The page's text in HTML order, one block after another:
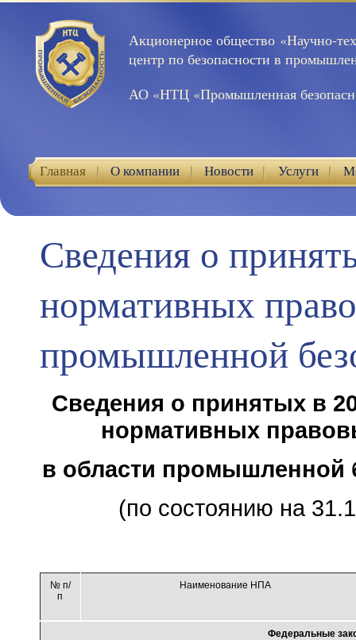
Акционерное общество «Научно-
центр по безопасности в
АО «НТЦ «Промышленная
Главная О компании Новости Услуги
Сведения о
нормативных
промышленной
Сведения о принятых в
нормативных
в области промышленной
(по состоянию на
№ п/
п
Наименование НПА
Федеральные